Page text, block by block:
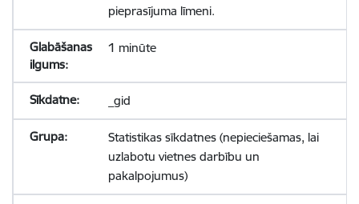
pieprasījuma līmeni.
1 minūte
_gid
Statistikas sīkdatnes (nepieciešamas, lai
uzlabotu vietnes darbību un
pakalpojumus)